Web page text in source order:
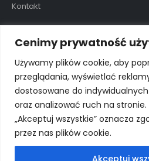
Cenimy prywatność
Używamy plików cookie, aby
przeglądania, wyświetlać
dostosowane do
oraz analizować ruch na stronie.
„Akceptuj wszystkie” oznacza
przez nas plików cookie.
Akceptuj
Kontakt
TAGI
aluula mikolaj nowość
wyprzedane wyprzedaż
© Porto eCommerce. 2024.